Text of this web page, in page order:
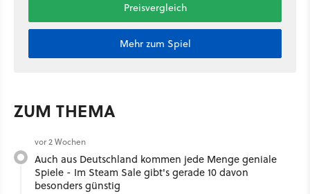
Preisvergleich
Mehr zum Spiel
ZUM THEMA
vor 2 Wochen
Auch aus Deutschland kommen jede Menge geniale
Spiele - Im Steam Sale gibt's gerade 10 davon
besonders günstig